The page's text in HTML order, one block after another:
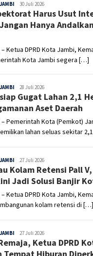
Sepucuk
Jambi
30 Juli 2026
Harus Usut
Hanya
– Ketua DPRD Kota Jambi,
Kota Jambi segera […]
Sepucuk
Jambi
28 Juli 2026
Gugat Lahan 2,1
Aset Daerah
– Pemerintah Kota (Pemkot)
lahan seluas sekitar
Sepucuk
Jambi
27 Juli 2026
Kolam Retensi Pall
Jadi Solusi Banjir
– Ketua DPRD Kota Jambi,
kolam retensi di […]
Sepucuk
Jambi
27 Juli 2026
Ketua DPRD